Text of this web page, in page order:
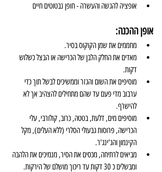
אופציה להגשה והעשרה - חופן נבטוטים חיים
אופן ההכנה:
מחממים את שמן הקוקוס בסיר.
מאדים את החלק הלבן של הכרישה או הבצל כשלוש
דקות.
מוסיפים את השום והגזר וממשיכים לבשל תוך כדי
ערבוב מדי פעם עד שהם מתחילים להצהיב אך לא
להישרף.
מוסיפים מים, דלעת, בטטה, כרוב, קולורבי, עלי
הכרישה, פרוסות גבעולי הסלרי (ללא העלים), מקל
הקינמון והג'ינג'ר.
מביאים לרתיחה, מכסים את הסיר, מנמיכים את הלהבה
ומבשלים כ 30 דקות עד ריכוך מושלם של הירקות.